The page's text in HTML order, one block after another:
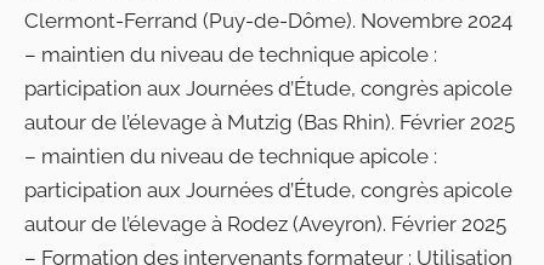
Clermont-Ferrand (Puy-de-Dôme). Novembre 2024
– maintien du niveau de technique apicole :
participation aux Journées d’Étude, congrès apicole
autour de l’élevage à Mutzig (Bas Rhin). Février 2025
– maintien du niveau de technique apicole :
participation aux Journées d’Étude, congrès apicole
autour de l’élevage à Rodez (Aveyron). Février 2025
– Formation des intervenants formateur : Utilisation